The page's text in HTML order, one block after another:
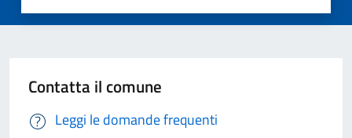
Contatta il comune
Leggi le domande frequenti